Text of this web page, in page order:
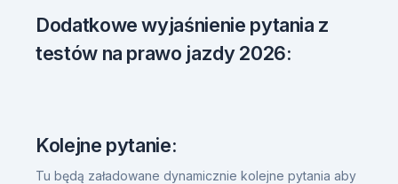
Dodatkowe wyjaśnienie pytania z
testów na prawo jazdy 2026:
Kolejne pytanie:
Tu będą załadowane dynamicznie kolejne pytania aby